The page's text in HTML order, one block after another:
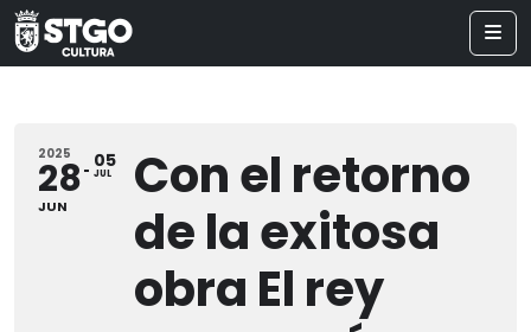
2025
28
JUN
05
JUL
Con el retorno
de la exitosa
obra El rey